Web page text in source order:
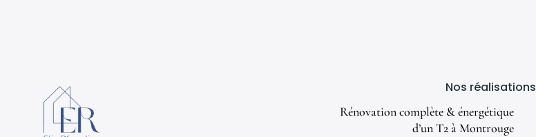
Nos réalisations
Rénovation complète & énergétique
d’un T2 à Montrouge